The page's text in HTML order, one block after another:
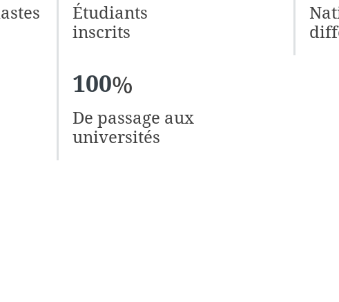
Étudiants
inscrits
100%
De passage aux
universités